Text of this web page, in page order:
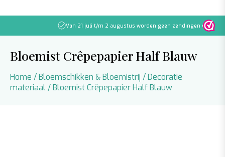
Van 21 juli t/m 2 augustus worden geen zendingen verwerkt
Bloemist Crêpepapier Half Blauw
Home /Bloemschikken & Bloemistrij /Decoratie
materiaal/ Bloemist Crêpepapier Half Blauw